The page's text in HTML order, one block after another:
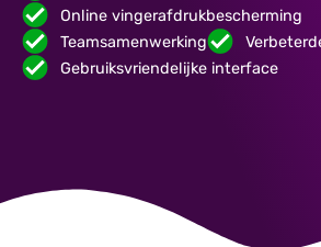
Online vingerafdrukbescherming
Teamsamenwerking
Gebruiksvriendelijke interface